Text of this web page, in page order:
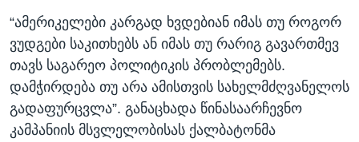
ᲒᲐᲚᲘᲚᲔᲝ
ᲓᲔᲖᲘᲜᲤᲝᲠᲛᲐᲪᲘᲐ
ენები
“ამერიკელები კარგად ხვდებიან იმას თუ როგორ
ვუდგები საკითხებს ან იმას თუ რარიგ გავართმევ
თავს საგარეო პოლიტიკის პრობლემებს.
დამჭირდება თუ არა ამისთვის სახელმძღვანელოს
გადაფურცვლა”. განაცხადა წინასაარჩევნო
კამპანიის მსვლელობისას ქალბატონმა